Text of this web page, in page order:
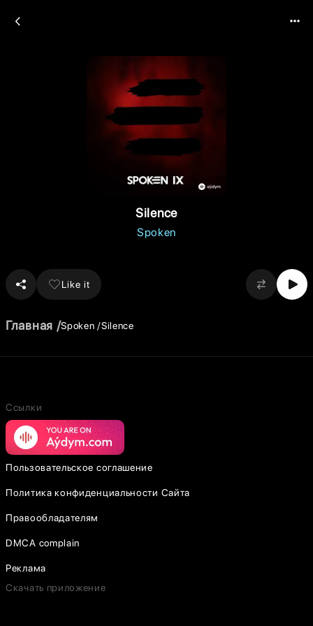
Silence
Spoken
Like it
Главная Spoken Silence
Ссылки
Пользовательское соглашение
Политика конфиденциальности Сайта
Правообладателям
DMCA complain
Реклама
Скачать приложение